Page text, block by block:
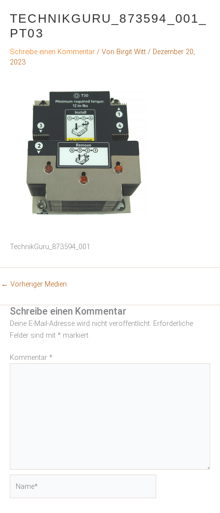
TECHNIKGURU_873594_001_
PT03
Schreibe einen Kommentar / Von Birgit Witt / Dezember 20,
2023
TechnikGuru_873594_001
← Vorheriger Medien
Schreibe einen Kommentar
Deine E-Mail-Adresse wird nicht veröffentlicht. Erforderliche
Felder sind mit * markiert
Kommentar *